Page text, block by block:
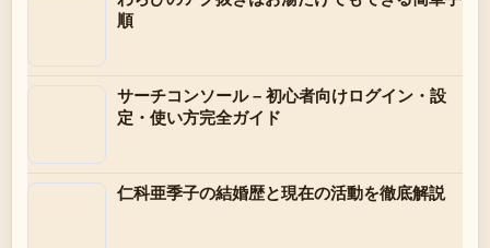
順
サーチコンソール – 初心者向けログイン・設
定・使い方完全ガイド
仁科亜季子の結婚歴と現在の活動を徹底解説